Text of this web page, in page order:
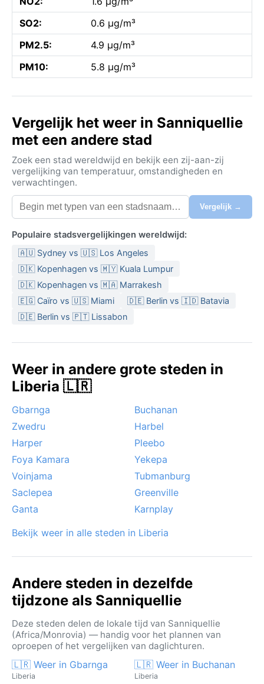
SO2:
0.6 µg/m³
PM2.5:
4.9 µg/m³
PM10:
5.8 µg/m³
Vergelijk het weer in Sanniquellie
met een andere stad
Zoek een stad wereldwijd en bekijk een zij-aan-zij
vergelijking van temperatuur, omstandigheden en
verwachtingen.
Vergelijk →
Populaire stadsvergelijkingen wereldwijd:
🇦🇺 Sydney vs 🇺🇸 Los Angeles
🇩🇰 Kopenhagen vs 🇲🇾 Kuala Lumpur
🇩🇰 Kopenhagen vs 🇲🇦 Marrakesh
🇪🇬 Caïro vs 🇺🇸 Miami
🇩🇪 Berlin vs 🇮🇩 Batavia
🇩🇪 Berlin vs 🇵🇹 Lissabon
Weer in andere grote steden in
Liberia 🇱🇷
Gbarnga
Buchanan
Zwedru
Harbel
Harper
Pleebo
Foya Kamara
Yekepa
Voinjama
Tubmanburg
Saclepea
Greenville
Ganta
Karnplay
Bekijk weer in alle steden in Liberia
Andere steden in dezelfde
tijdzone als Sanniquellie
Deze steden delen de lokale tijd van Sanniquellie
(Africa/Monrovia) — handig voor het plannen van
oproepen of het vergelijken van daglichturen.
🇱🇷 Weer in Gbarnga
Liberia
🇱🇷 Weer in Buchanan
Liberia